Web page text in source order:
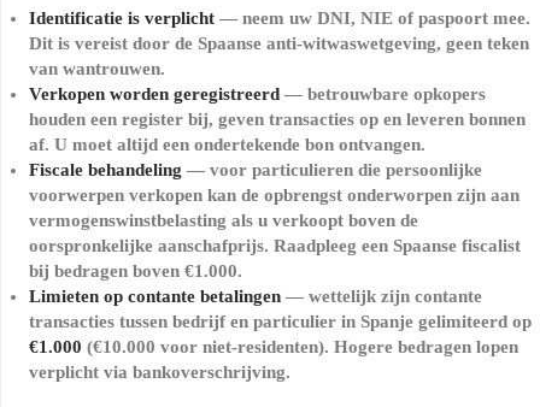
Identificatie is verplicht— neem uw DNI, NIE of paspoort mee.
Dit is vereist door de Spaanse anti-witwaswetgeving, geen teken
van wantrouwen.
Verkopen worden geregistreerd— betrouwbare opkopers
houden een register bij, geven transacties op en leveren bonnen
af. U moet altijd een ondertekende bon ontvangen.
Fiscale behandeling — voor particulieren die persoonlijke
voorwerpen verkopen kan de opbrengst onderworpen zijn aan
vermogenswinstbelasting als u verkoopt boven de
oorspronkelijke aanschafprijs. Raadpleeg een Spaanse fiscalist
bij bedragen boven €1.000.
Limieten op contante betalingen— wettelijk zijn contante
transacties tussen bedrijf en particulier in Spanje gelimiteerd op
€1.000 (€10.000 voor niet-residenten). Hogere bedragen lopen
verplicht via bankoverschrijving.